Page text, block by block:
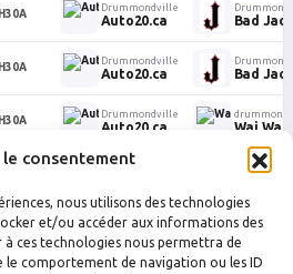
le consentement
nous utilisons des technologies
et/ou accéder aux informations des
à ces technologies nous permettra de
le comportement de navigation ou les ID
H30A
Drummondville
Auto20.ca Bad
H30A
Drummondville
Auto20.ca Bad
H30A
Drummondville
Auto20.ca Wai Wai
Drummondville
Drummondville